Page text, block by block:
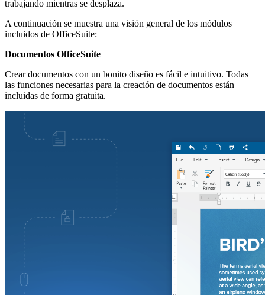
trabajando mientras se desplaza.
A continuación se muestra una visión general de los módulos
incluidos de OfficeSuite:
Documentos OfficeSuite
Crear documentos con un bonito diseño es fácil e intuitivo. Todas
las funciones necesarias para la creación de documentos están
incluidas de forma gratuita.